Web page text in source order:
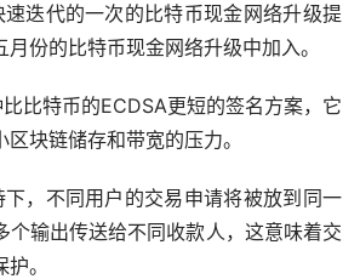
迭代的一次的比特币现金网络升级提
份的比特币现金网络升级中加入。
比特币的ECDSA更短的签名方案，它
块链储存和带宽的压力。
，不同用户的交易申请将被放到同一
个输出传送给不同收款人，这意味着交
。